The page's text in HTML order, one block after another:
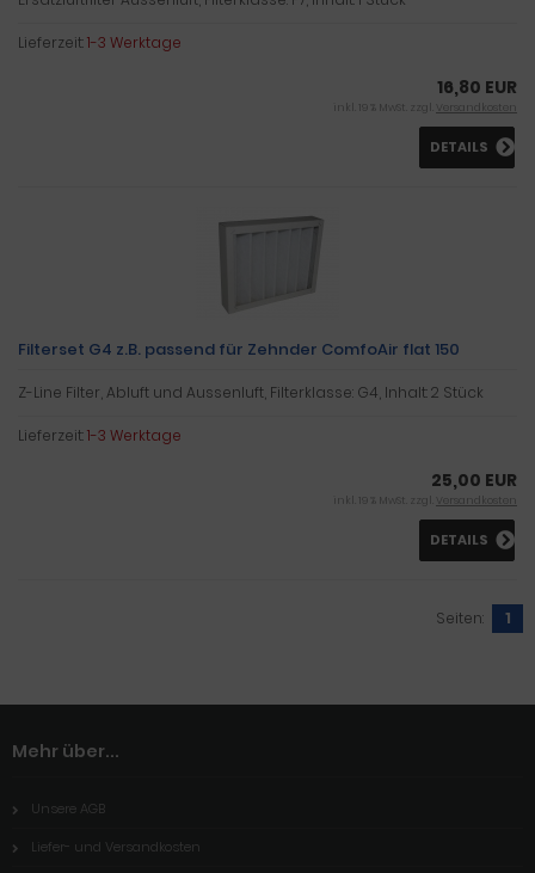
Lieferzeit:1-3 Werktage
16,80 EUR
inkl. 19 % MwSt. zzgl. Versandkosten
DETAILS
Filterset G4 z.B. passend für Zehnder ComfoAir flat 150
Z-Line Filter, Abluft und Aussenluft, Filterklasse: G4, Inhalt: 2 Stück
Lieferzeit:1-3 Werktage
25,00 EUR
inkl. 19 % MwSt. zzgl. Versandkosten
DETAILS
Seiten: 1
Mehr über...
Unsere AGB
Liefer- und Versandkosten